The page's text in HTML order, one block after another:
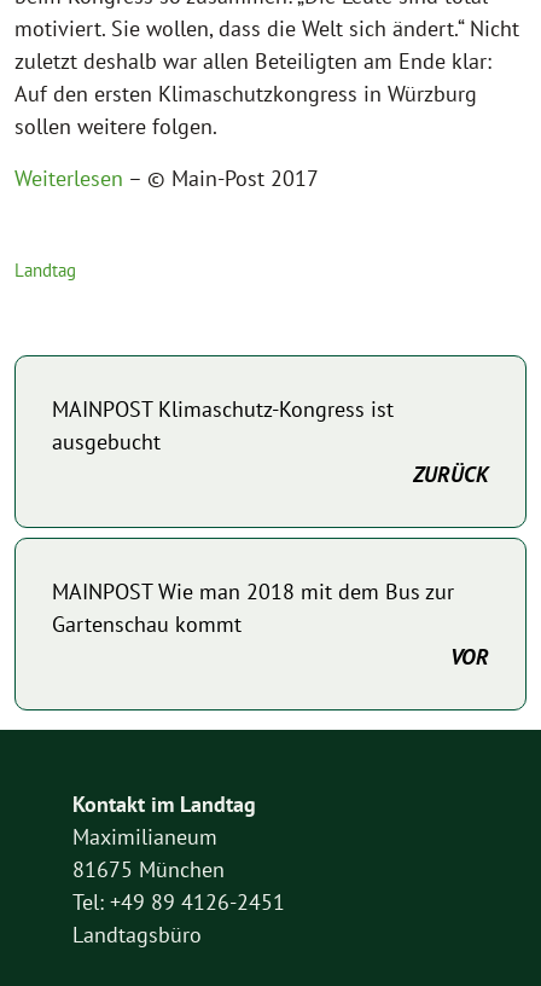
motiviert. Sie wollen, dass die Welt sich ändert.“ Nicht
zuletzt deshalb war allen Beteiligten am Ende klar:
Auf den ersten Klimaschutzkongress in Würzburg
sollen weitere folgen.
Weiterlesen – © Main-Post 2017
Landtag
MAINPOST Klimaschutz-Kongress ist
ausgebucht
ZURÜCK
MAINPOST Wie man 2018 mit dem Bus zur
Gartenschau kommt
VOR
Kontakt im Landtag
Maximilianeum
81675 München
Tel: +49 89 4126-2451
Landtagsbüro